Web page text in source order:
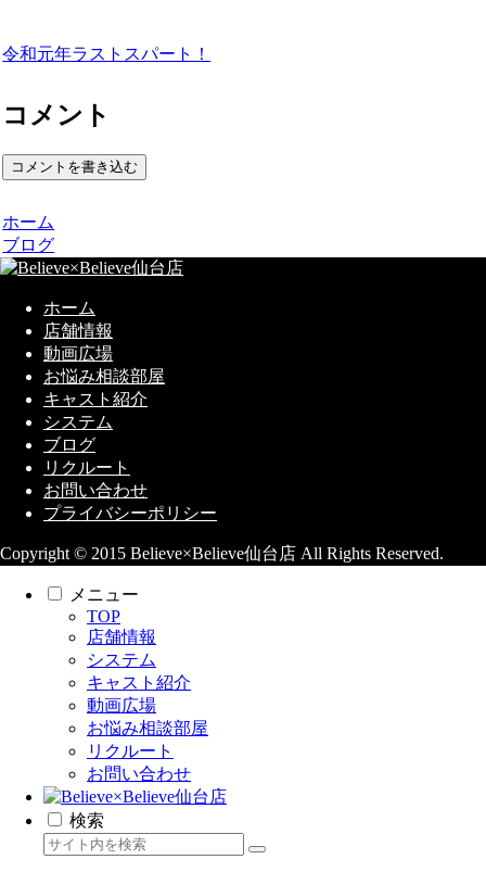
令和元年ラストスパート！
コメント
コメントを書き込む
ホーム
ブログ
ホーム
店舗情報
動画広場
お悩み相談部屋
キャスト紹介
システム
ブログ
リクルート
お問い合わせ
プライバシーポリシー
Copyright © 2015 Believe×Believe仙台店 All Rights Reserved.
メニュー
TOP
店舗情報
システム
キャスト紹介
動画広場
お悩み相談部屋
リクルート
お問い合わせ
検索